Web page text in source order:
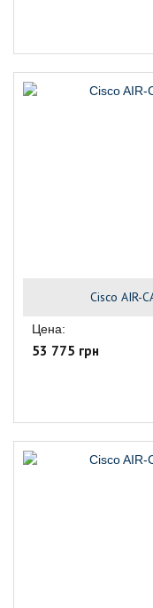
Cisco AIR-
Цена:
53 775 грн